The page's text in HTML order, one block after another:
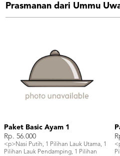
Prasmanan dari Ummu
Paket Basic Ayam 1
Rp. 56.000
<p>Nasi Putih, 1 Pilihan Lauk Utama, 1
Pilihan Lauk Pendamping, 1 Pilihan